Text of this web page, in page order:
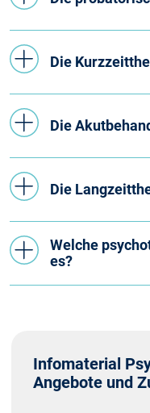
Die
Die
Die
Welche
es?
Infomaterial
Angebote und